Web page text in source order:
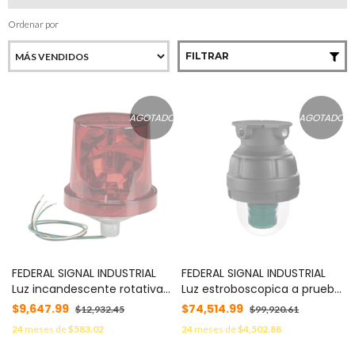
Ordenar por
FILTRAR
AGOTADO
FEDERAL SIGNAL INDUSTRIAL
Luz incandescente rotativa
electraray, 120 Vca, rojo
MOD: 225120R
$9,647.99 $12,932.45
24meses de$583.02
AGOTADO
FEDERAL SIGNAL INDUSTRIAL
Luz estroboscopica a prueba
de explosiones, 24Vcc,
verde, montaje no incluido
MOD: 27XST024G
$74,514.99 $99,920.61
24meses de$4,502.88